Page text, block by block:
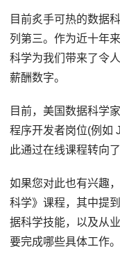
目前炙手可热的数据
列第三。作为近十年
科学为我们带来了令
薪酬数字。
目前，美国数据科学
程序开发者岗位(例如
此通过在线课程转向
如果您对此也有兴趣
科学》课程，其中提
据科学技能，以及从
要完成哪些具体工作。